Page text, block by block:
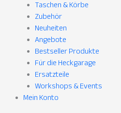
Taschen & Körbe
Zubehör
Neuheiten
Angebote
Bestseller Produkte
Für die Heckgarage
Ersatzteile
Workshops & Events
Mein Konto